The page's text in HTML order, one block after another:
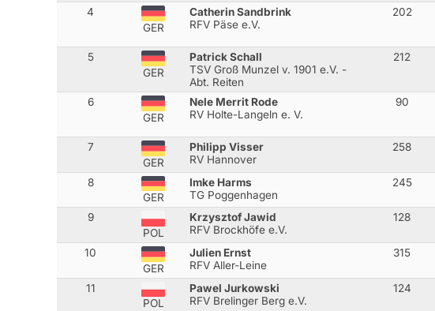
4
GER
Catherin Sandbrink
RFV Päse e.V.
202
5
GER
Patrick Schall
TSV Groß Munzel v. 1901 e.V. -
Abt. Reiten
212
6
GER
Nele Merrit Rode
RV Holte-Langeln e. V.
90
7
GER
Philipp Visser
RV Hannover
258
8
GER
Imke Harms
TG Poggenhagen
245
9
POL
Krzysztof Jawid
RFV Brockhöfe e.V.
128
10
GER
Julien Ernst
RFV Aller-Leine
315
11
POL
Pawel Jurkowski
RFV Brelinger Berg e.V.
124